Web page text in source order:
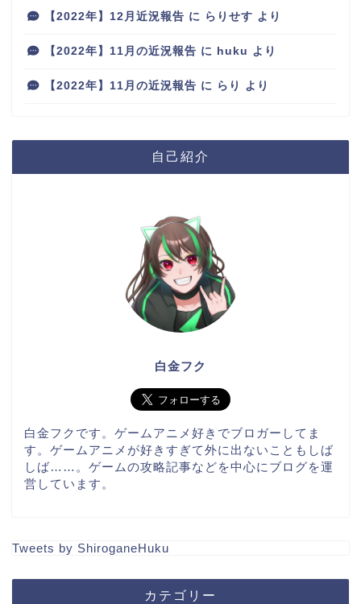
【2022年】12月近況報告 に らりせす より
【2022年】11月の近況報告 に huku より
【2022年】11月の近況報告 に らり より
自己紹介
白金フク
白金フクです。ゲームアニメ好きでブロガーしてま
す。ゲームアニメが好きすぎて外に出ないこともしば
しば……。ゲームの攻略記事などを中心にブログを運
営しています。
Tweets by ShiroganeHuku
カテゴリー